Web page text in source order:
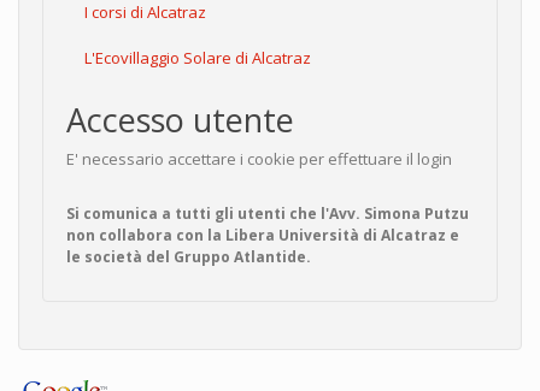
I corsi di Alcatraz
L'Ecovillaggio Solare di Alcatraz
Accesso utente
E' necessario accettare i cookie per effettuare il login
Si comunica a tutti gli utenti che l'Avv. Simona Putzu
non collabora con la Libera Università di Alcatraz e
le società del Gruppo Atlantide.